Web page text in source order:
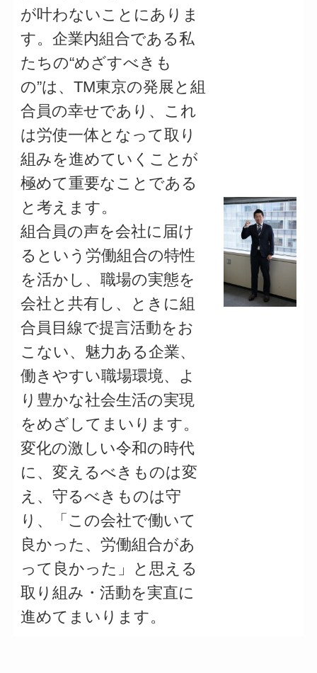
が叶わないことにありま
す。企業内組合である私
たちの“めざすべきも
の”は、TM東京の発展と組
合員の幸せであり、これ
は労使一体となって取り
組みを進めていくことが
極めて重要なことである
と考えます。
組合員の声を会社に届け
るという労働組合の特性
を活かし、職場の実態を
会社と共有し、ときに組
合員目線で提言活動をお
こない、魅力ある企業、
働きやすい職場環境、よ
り豊かな社会生活の実現
をめざしてまいります。
変化の激しい令和の時代
に、変えるべきものは変
え、守るべきものは守
り、「この会社で働いて
良かった、労働組合があ
って良かった」と思える
取り組み・活動を実直に
進めてまいります。